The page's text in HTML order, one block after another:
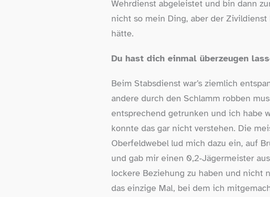
Wehrdienst abgeleistet und bin dann
nicht so mein Ding, aber der
hätte.
Du hast dich einmal überzeugen
Beim Stabsdienst war’s ziemlich
andere durch den Schlamm robben
entsprechend getrunken und ich habe
konnte das gar nicht verstehen. Die
Oberfeldwebel lud mich dazu ein, auf
und gab mir einen 0,2‑Jägermeister
lockere Beziehung zu haben und nicht
das einzige Mal, bei dem ich